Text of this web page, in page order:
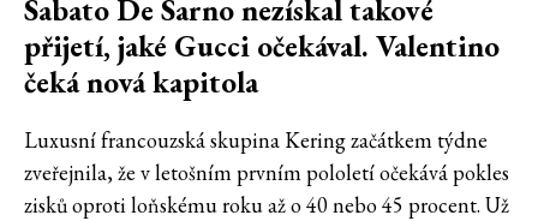
Sabato De Sarno nezískal takové
přijetí, jaké Gucci očekával. Valentino
čeká nová kapitola
Luxusní francouzská skupina Kering začátkem týdne
zveřejnila, že v letošním prvním pololetí očekává pokles
zisků oproti loňskému roku až o 40 nebo 45 procent. Už